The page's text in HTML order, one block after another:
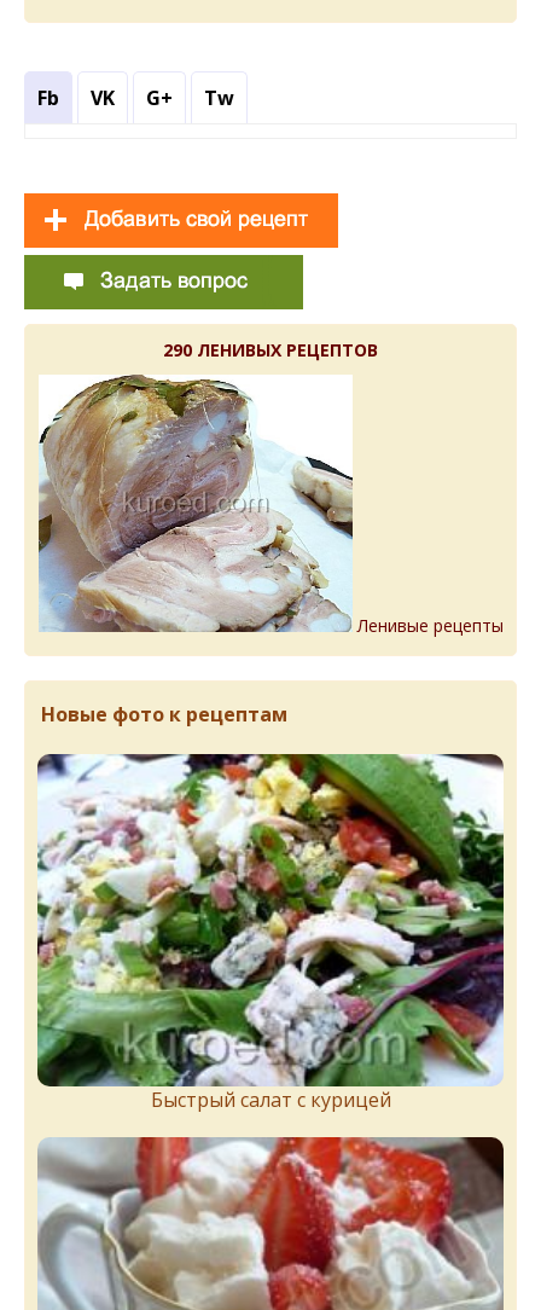
Fb VK G+ Tw
290 ЛЕНИВЫХ РЕЦЕПТОВ
Ленивые рецепты
Новые фото к рецептам
Быстрый салат с курицей